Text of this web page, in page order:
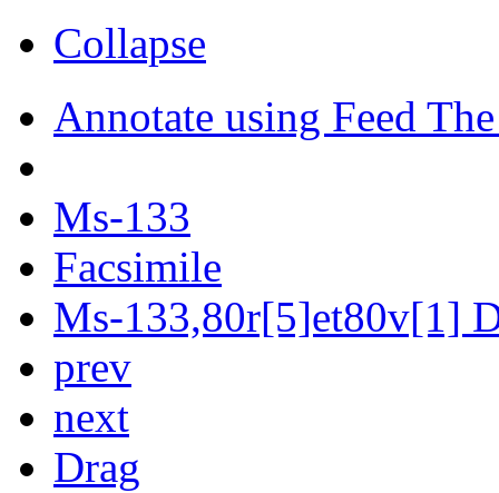
Collapse
Annotate using Feed
Ms-133
Facsimile
Ms-133,80r[5]et80v[1]
prev
next
Drag